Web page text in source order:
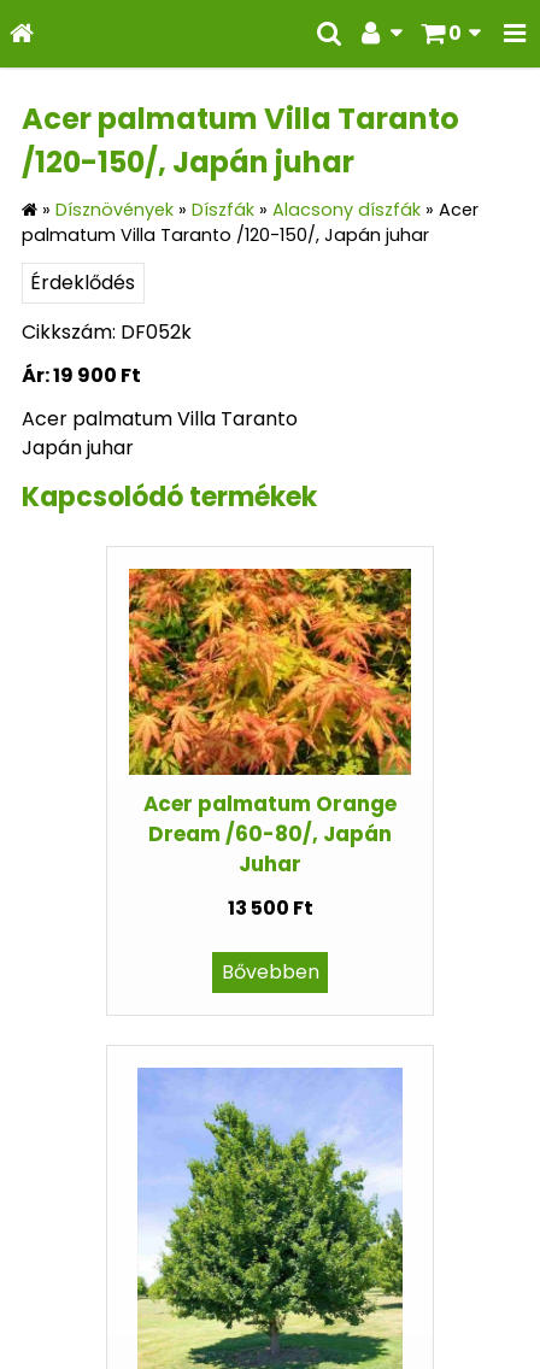
0
Acer palmatum Villa Taranto
/120-150/, Japán juhar
» Dísznövények » Díszfák » Alacsony díszfák » Acer
palmatum Villa Taranto /120-150/, Japán juhar
Érdeklődés
Cikkszám: DF052k
Ár:19 900 Ft
Acer palmatum Villa Taranto
Japán juhar
Kapcsolódó termékek
Acer palmatum Orange
Dream /60-80/, Japán
Juhar
13 500 Ft
Bővebben